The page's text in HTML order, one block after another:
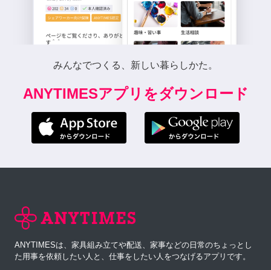
みんなでつくる、新しい暮らしかた。
ANYTIMESアプリをダウンロード
ANYTIMESは、家具組み立てや配送、家事などの日常のちょっとし
た用事を依頼したい人と、仕事をしたい人をつなげるアプリです。